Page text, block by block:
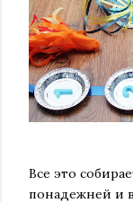
Все это
понадежней и